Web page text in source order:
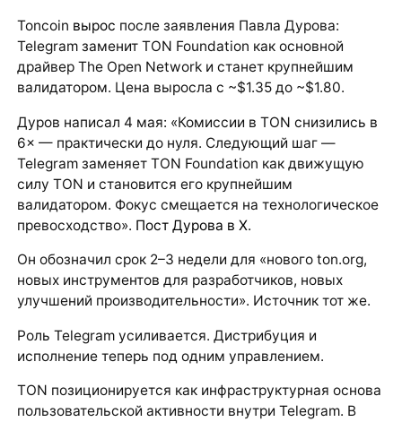
Toncoin вырос после заявления Павла Дурова:
Telegram заменит TON Foundation как основной
драйвер The Open Network и станет крупнейшим
валидатором. Цена выросла с ~$1.35 до ~$1.80.
Дуров написал 4 мая: «Комиссии в TON снизились в
6× — практически до нуля. Следующий шаг —
Telegram заменяет TON Foundation как движущую
силу TON и становится его крупнейшим
валидатором. Фокус смещается на технологическое
превосходство». Пост Дурова в X.
Он обозначил срок 2–3 недели для «нового ton.org,
новых инструментов для разработчиков, новых
улучшений производительности». Источник тот же.
Роль Telegram усиливается. Дистрибуция и
исполнение теперь под одним управлением.
TON позиционируется как инфраструктурная основа
пользовательской активности внутри Telegram. В